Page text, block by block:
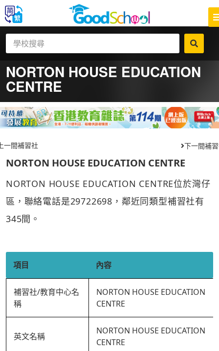
NORTON HOUSE EDUCATION
CENTRE
一間補習社 下一間補
NORTON HOUSE EDUCATION CENTRE
NORTON HOUSE EDUCATION CENTRE位於灣仔
區，聯絡電話是29722698，鄰近同類型補習社有
345間。
項目 內容
補習社/教育中心名
稱
NORTON HOUSE EDUCATION
CENTRE
英文名稱
NORTON HOUSE EDUCATION
CENTRE